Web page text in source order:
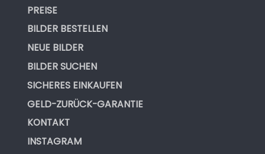
PREISE
BILDER BESTELLEN
NEUE BILDER
BILDER SUCHEN
SICHERES EINKAUFEN
GELD-ZURÜCK-GARANTIE
KONTAKT
INSTAGRAM